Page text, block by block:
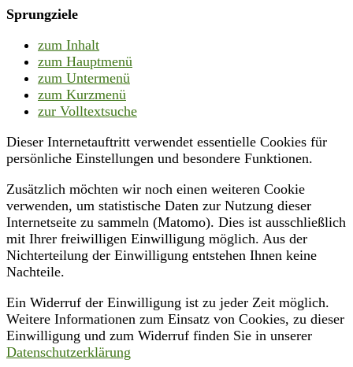
Sprungziele
zum Inhalt
zum Hauptmenü
zum Untermenü
zum Kurzmenü
zur Volltextsuche
Dieser Internetauftritt verwendet essentielle Cookies für
persönliche Einstellungen und besondere Funktionen.
Zusätzlich möchten wir noch einen weiteren Cookie
verwenden, um statistische Daten zur Nutzung dieser
Internetseite zu sammeln (Matomo). Dies ist ausschließlich
mit Ihrer freiwilligen Einwilligung möglich. Aus der
Nichterteilung der Einwilligung entstehen Ihnen keine
Nachteile.
Ein Widerruf der Einwilligung ist zu jeder Zeit möglich.
Weitere Informationen zum Einsatz von Cookies, zu dieser
Einwilligung und zum Widerruf finden Sie in unserer
Datenschutzerklärung